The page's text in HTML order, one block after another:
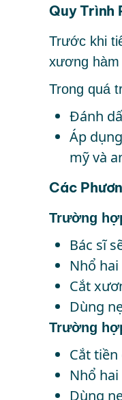
Quy Trình
Trước khi
xương
Trong quá
Đánh
Áp
mỹ và
Các
Trường
Bác sĩ
Nhổ
Cắt
Dùng
Trường
Cắt
Nhổ
Dùng